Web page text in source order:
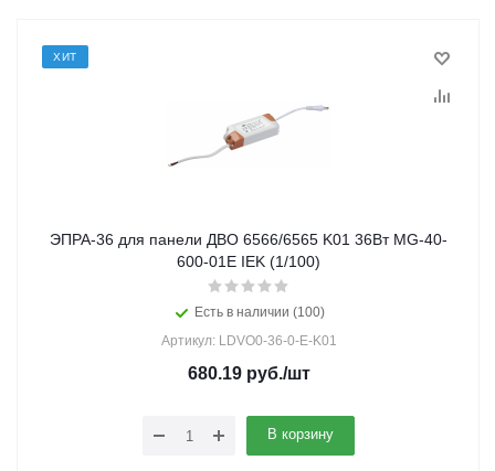
ХИТ
ЭПРА-36 для панели ДВО 6566/6565 K01 36Вт MG-40-
600-01E IEK (1/100)
Есть в наличии (100)
Артикул: LDVO0-36-0-E-K01
680.19руб./шт
В корзину